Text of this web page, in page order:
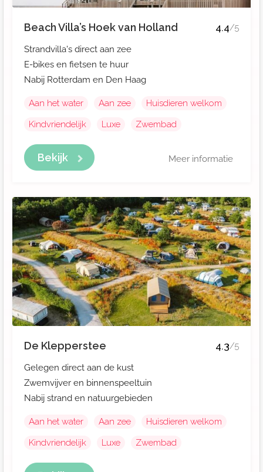
Beach Villa’s Hoek van Holland 4.4/5
Strandvilla's direct aan zee
E-bikes en fietsen te huur
Nabij Rotterdam en Den Haag
Aan het water Aan zee
Huisdieren welkom
Kindvriendelijk
Luxe Zwembad
Bekijk Meer informatie
De Klepperstee 4.3/5
Gelegen direct aan de kust
Zwemvijver en binnenspeeltuin
Nabij strand en natuurgebieden
Aan het water Aan zee
Huisdieren welkom
Kindvriendelijk
Luxe Zwembad